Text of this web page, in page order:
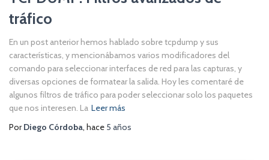
tráfico
En un post anterior hemos hablado sobre tcpdump y sus
características, y mencionábamos varios modificadores del
comando para seleccionar interfaces de red para las capturas, y
diversas opciones de formatear la salida. Hoy les comentaré de
algunos filtros de tráfico para poder seleccionar solo los paquetes
que nos interesen. La Leer más
PorDiego Córdoba, hace 5 años